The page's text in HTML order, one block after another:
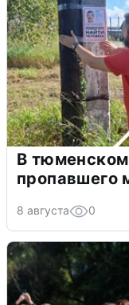
В
пропавшего
8 августа 0